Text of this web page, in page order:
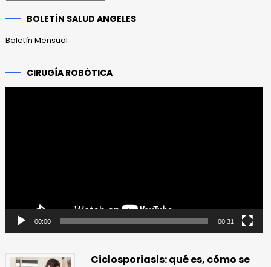
BOLETÍN SALUD ANGELES
Boletín Mensual
CIRUGÍA ROBÓTICA
00:00 00:31
Ciclosporiasis: qué es, cómo se